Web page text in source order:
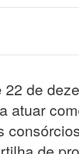
de
atuar